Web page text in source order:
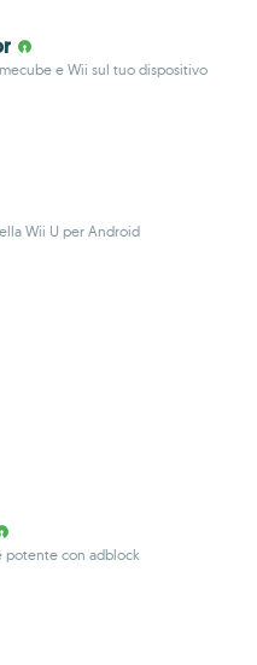
e Wii sul tuo dispositivo
Wii U per Android
potente con adblock